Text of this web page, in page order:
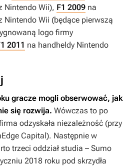
Nintendo Wii), F1 2009 na
Nintendo Wii (będące pierwszą
logo firmy
2011 na handheldy Nintendo
gracze mogli obserwować, jak
się rozwija. Wówczas to po
odzyskała niezależność (przy
Capital). Następnie w
trzeci oddział studia – Sumo
2018 roku pod skrzydła